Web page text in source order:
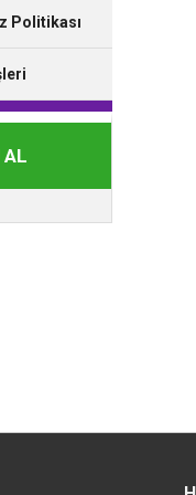
Politikası
AL